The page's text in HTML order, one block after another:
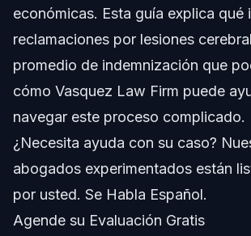
Leyes de NC y FL: Notas sobre
Notas de Carolina del Norte
Notas de Florida
Conceptos Generales a Nivel Nacional
Cuándo Llamar a un Abogado
Sobre Vasquez Law Firm
económicas. Esta guía explica qué
reclamaciones por lesiones
promedio de indemnización que
cómo Vasquez Law Firm puede
navegar este proceso complicado.
¿Necesita ayuda con su caso?
abogados experimentados están
por usted. Se Habla Español.
Agende su Evaluación Gratis